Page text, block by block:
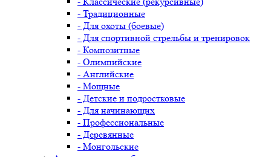
- Традиционные
- Для охоты (боевые)
- Для спортивной стрельбы и тренировок
- Композитные
- Олимпийские
- Английские
- Мощные
- Детские и подростковые
- Для начинающих
- Профессиональные
- Деревянные
- Монгольские